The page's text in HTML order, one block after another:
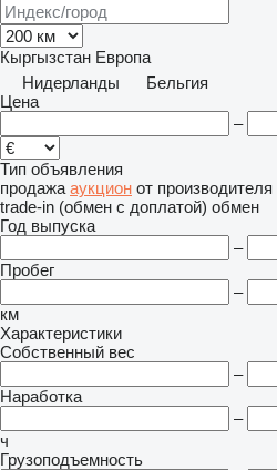
Кыргызстан Европа
Нидерланды
Бельгия
Цена
–
Тип объявления
продажа аукцион от производителя
trade-in (обмен с доплатой) обмен
Год выпуска
–
Пробег
–
км
Характеристики
Собственный вес
–
Наработка
–
ч
Грузоподъемность